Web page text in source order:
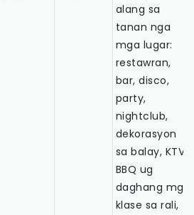
alang sa
tanan nga
mga lugar:
restawran,
bar, disco,
party,
nightclub,
dekorasyon
sa balay, KTV,
BBQ ug
daghang mga
klase sa rali,